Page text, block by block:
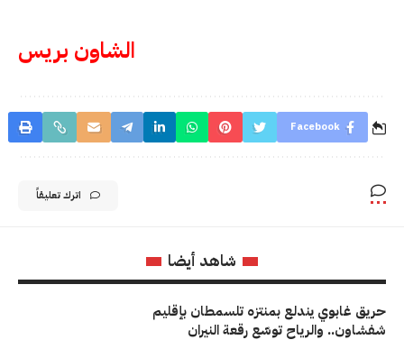
الشاون بريس
Facebook
اترك تعليقاً
شاهد أيضا
حريق غابوي يندلع بمنتزه تلسمطان بإقليم
شفشاون.. والرياح توسّع رقعة النيران